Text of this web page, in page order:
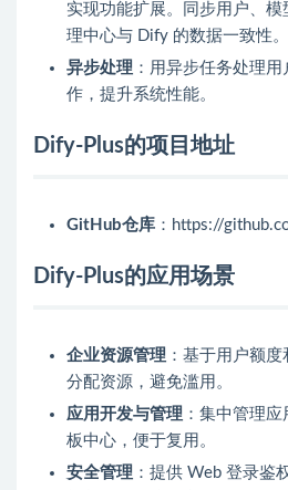
实现功能扩展。同步用户、
理中心与 Dify 的数据一致性。
异步处理 ：用异步任务处理
作，提升系统性能。
Dify-Plus的项目地址
GitHub仓库 ：https://
Dify-Plus的应用场景
企业资源管理 ：基于用户额
分配资源，避免滥用。
应用开发与管理 ：集中管理
板中心，便于复用。
安全管理 ：提供 Web 登录鉴